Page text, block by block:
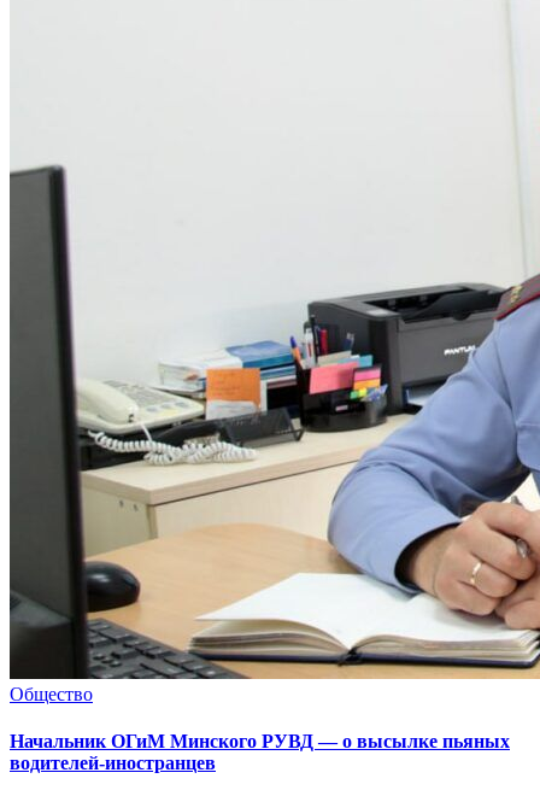
Общество
Начальник ОГиМ Минского РУВД — о высылке пьяных
водителей-иностранцев